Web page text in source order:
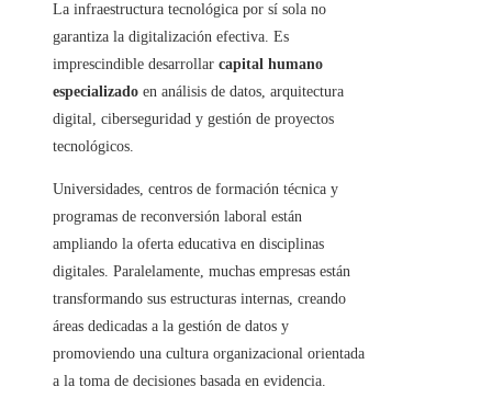
La infraestructura tecnológica por sí sola no
garantiza la digitalización efectiva. Es
imprescindible desarrollar capital humano
especializado en análisis de datos, arquitectura
digital, ciberseguridad y gestión de proyectos
tecnológicos.
Universidades, centros de formación técnica y
programas de reconversión laboral están
ampliando la oferta educativa en disciplinas
digitales. Paralelamente, muchas empresas están
transformando sus estructuras internas, creando
áreas dedicadas a la gestión de datos y
promoviendo una cultura organizacional orientada
a la toma de decisiones basada en evidencia.